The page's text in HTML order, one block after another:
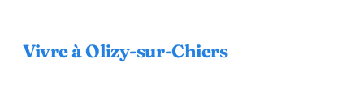
Vivre à Olizy-sur-Chiers